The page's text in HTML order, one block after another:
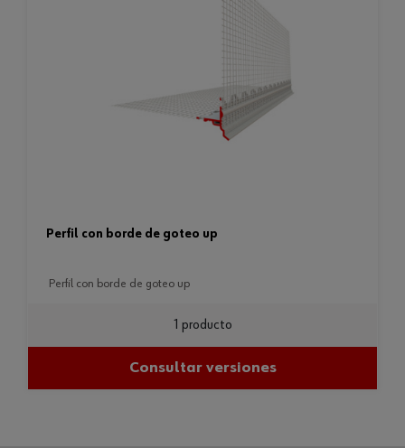
perfil con borde de goteo up
perfil con borde de goteo up
1 producto
Consultar versiones